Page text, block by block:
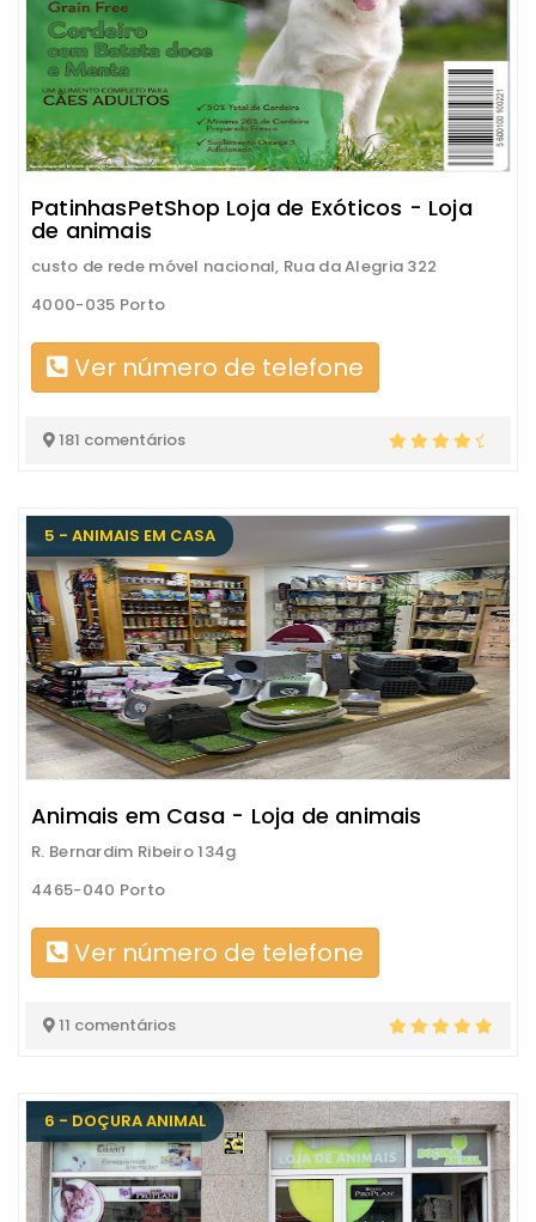
PatinhasPetShop Loja de Exóticos - Loja
de animais
custo de rede móvel nacional, Rua da Alegria 322
4000-035 Porto
Ver número de telefone
181 comentários
5 - ANIMAIS EM CASA
Animais em Casa - Loja de animais
R. Bernardim Ribeiro 134g
4465-040 Porto
Ver número de telefone
11 comentários
6 - DOÇURA ANIMAL